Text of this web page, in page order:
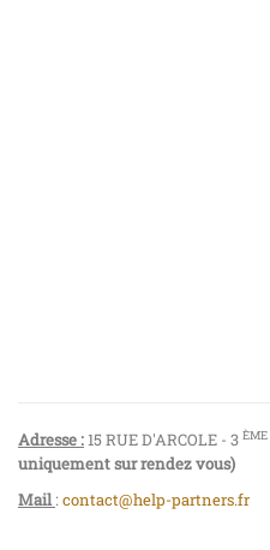
Adresse :15 RUE D'ARCOLE - 3 ÈME
uniquement sur rendez vous)
Mail: contact@help-partners.fr